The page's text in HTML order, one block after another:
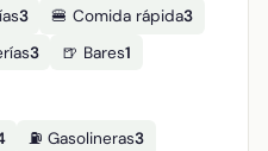
3 🍔 Comida rápida3
3 🍺 Bares1
⛽ Gasolineras3